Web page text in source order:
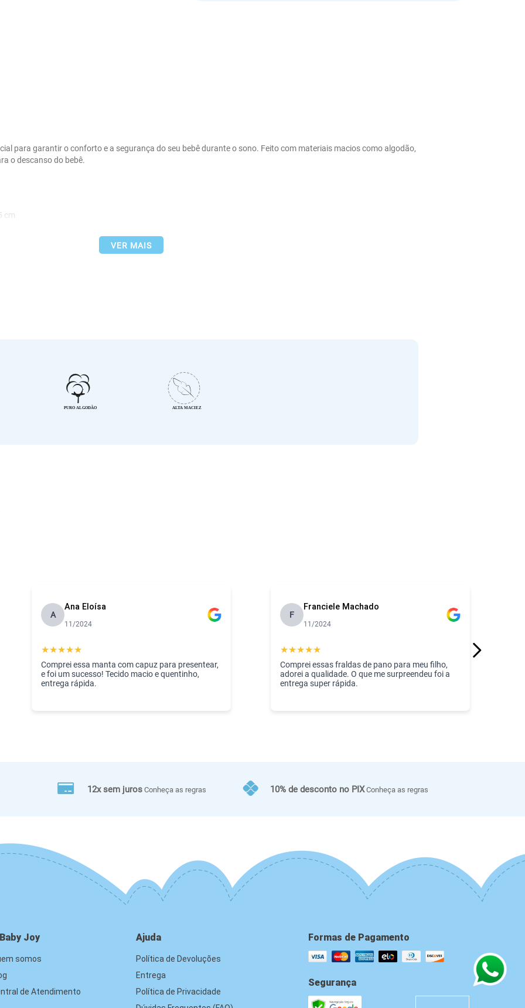
para garantir o conforto e a segurança do seu bebê durante o sono. Feito com materiais macios como algodão,
o descanso do bebê.
cm
de enxoval para bebê!
VER MAIS
A
Ana Eloísa
11/2024
★★★★★
Comprei essa manta com capuz para presentear,
e foi um sucesso! Tecido macio e quentinho,
entrega rápida.
F
Franciele Machado
11/2024
★★★★★
Comprei essas fraldas de pano para meu filho,
adorei a qualidade. O que me surpreendeu foi a
entrega super rápida.
12x sem juros Conheça as regras 10% de desconto no PIX Conheça as regras
Joy
somos
de Atendimento
Ajuda
Política de Devoluções
Entrega
Política de Privacidade
Formas de Pagamento
Segurança